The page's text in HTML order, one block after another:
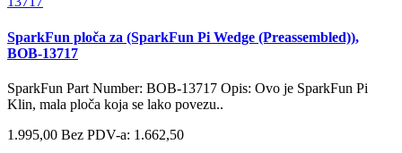
SparkFun ploča za (SparkFun Pi Wedge (Preassembled)),
BOB-13717
SparkFun Part Number: BOB-13717 Opis: Ovo je SparkFun Pi
Klin, mala ploča koja se lako povezu..
1.995,00 Bez PDV-a: 1.662,50